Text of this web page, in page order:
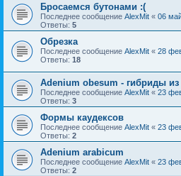
Бросаемся бутонами :(
Последнее сообщение AlexMit « 06
Ответы: 5
Обрезка
Последнее сообщение AlexMit « 28
Ответы: 18
Adenium obesum - гибриды из
Последнее сообщение AlexMit « 23
Ответы: 3
Формы каудексов
Последнее сообщение AlexMit « 23
Ответы: 2
Adenium arabicum
Последнее сообщение AlexMit « 23
Ответы: 2